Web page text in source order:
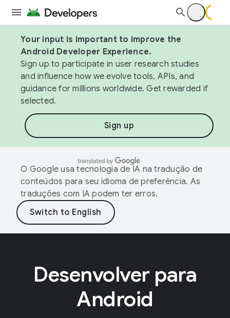
Your input is important to improve the
Android Developer Experience.
Sign up to participate in user research studies
and influence how we evolve tools, APIs, and
guidance for millions worldwide. Get rewarded if
selected.
Sign up
O Google usa tecnologia de IA na tradução de
conteúdos para seu idioma de preferência. As
traduções com IA podem ter erros.
Desenvolver para
Android